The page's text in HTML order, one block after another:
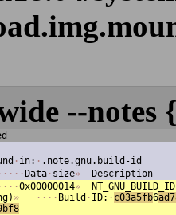
--notes
· in: · .note.gnu.build-id
· · · · · Data · size» Description
· · · ·0x00000014» NT_GNU_BUILD_ID
» · · · · Build · ID: · c03a5fb6